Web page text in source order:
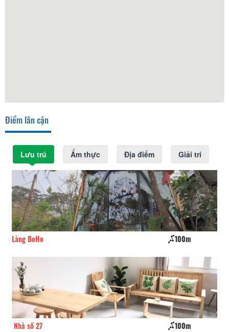
Điểm lân cận
Lưu trú Ẩm thực Địa điểm Giải trí
Làng BoHo 100m
Nhà số 27 100m